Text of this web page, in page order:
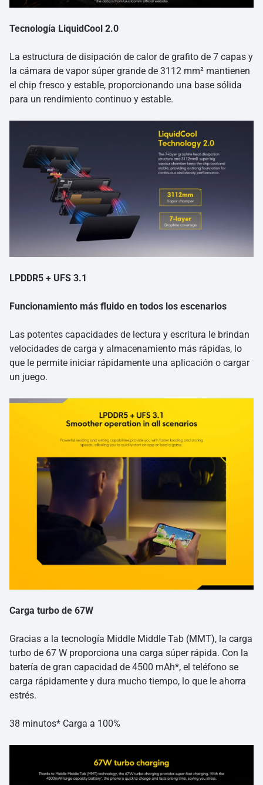
Tecnología LiquidCool 2.0
La estructura de disipación de calor de grafito de 7 capas y
la cámara de vapor súper grande de 3112 mm² mantienen
el chip fresco y estable, proporcionando una base sólida
para un rendimiento continuo y estable.
LPDDR5 + UFS 3.1
Funcionamiento más fluido en todos los escenarios
Las potentes capacidades de lectura y escritura le brindan
velocidades de carga y almacenamiento más rápidas, lo
que le permite iniciar rápidamente una aplicación o cargar
un juego.
Carga turbo de 67W
Gracias a la tecnología Middle Middle Tab (MMT), la carga
turbo de 67 W proporciona una carga súper rápida. Con la
batería de gran capacidad de 4500 mAh*, el teléfono se
carga rápidamente y dura mucho tiempo, lo que le ahorra
estrés.
38 minutos* Carga a 100%